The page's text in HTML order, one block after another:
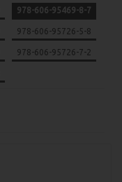
978-606-95469-8-7
978-606-95726-5-8
978-606-95726-7-2